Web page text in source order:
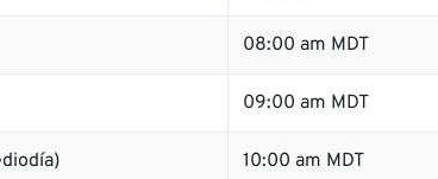
08:00 am MDT
09:00 am MDT
10:00 am MDT